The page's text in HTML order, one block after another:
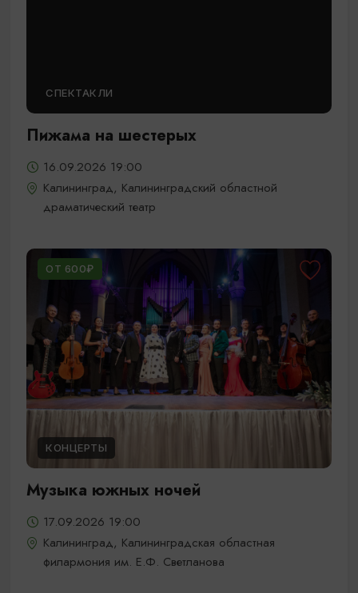
СПЕКТАКЛИ
Пижама на шестерых
16.09.2026 19:00
Калининград, Калининградский областной
драматический театр
ОТ 600₽
КОНЦЕРТЫ
Музыка южных ночей
17.09.2026 19:00
Калининград, Калининградская областная
филармония им. Е.Ф. Светланова